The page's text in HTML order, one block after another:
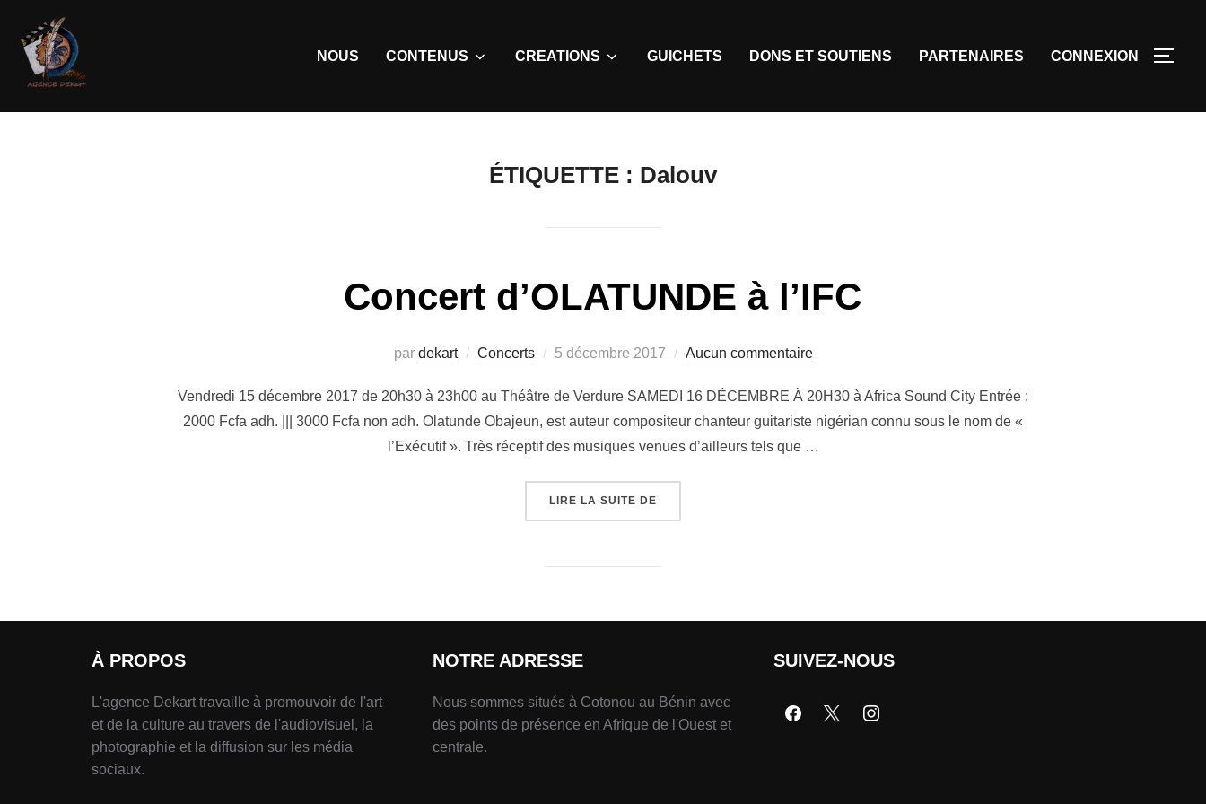
NOUS CONTENUS CREATIONS GUICHETS DONS ET SOUTIENS PARTENAIRES CONNEXION
ÉTIQUETTE : Dalouv
Concert d’OLATUNDE à l’IFC
par dekart Concerts 5 décembre 2017 Aucun commentaire
Vendredi 15 décembre 2017 de 20h30 à 23h00 au Théâtre de Verdure SAMEDI 16 DÉCEMBRE À 20H30 à Africa Sound City Entrée :
2000 Fcfa adh. ||| 3000 Fcfa non adh. Olatunde Obajeun, est auteur compositeur chanteur guitariste nigérian connu sous le nom de «
l’Exécutif ». Très réceptif des musiques venues d’ailleurs tels que …
LIRE LA SUITE DE
À PROPOS
L'agence Dekart travaille à promouvoir de l'art
et de la culture au travers de l'audiovisuel, la
photographie et la diffusion sur les média
sociaux.
NOTRE ADRESSE
Nous sommes situés à Cotonou au Bénin avec
des points de présence en Afrique de l'Ouest et
centrale.
SUIVEZ-NOUS